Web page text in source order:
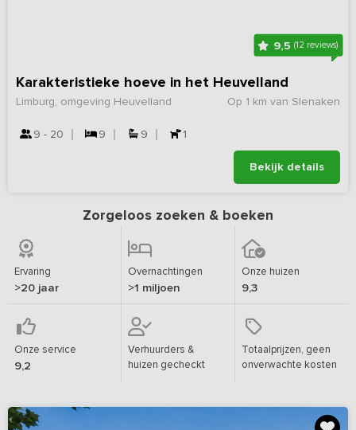
9,5(12 reviews)
Karakteristieke hoeve in het Heuvelland
Op 1 km van Slenaken
Limburg, omgeving Heuvelland
9 - 20 9 9 1
Bekijk details
Zorgeloos zoeken & boeken
Ervaring
>20 jaar
Overnachtingen
>1 miljoen
Onze huizen
9,3
Onze service
9,2
Verhuurders &
huizen gecheckt
Totaalprijzen, geen
onverwachte kosten